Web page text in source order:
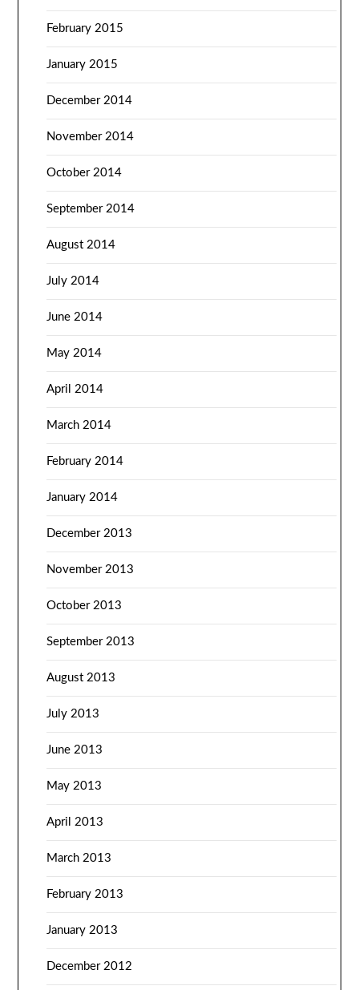
February 2015
January 2015
December 2014
November 2014
October 2014
September 2014
August 2014
July 2014
June 2014
May 2014
April 2014
March 2014
February 2014
January 2014
December 2013
November 2013
October 2013
September 2013
August 2013
July 2013
June 2013
May 2013
April 2013
March 2013
February 2013
January 2013
December 2012